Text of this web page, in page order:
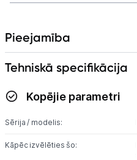
Pieejamība
Tehniskā specifikācija
Kopējie parametri
Sērija / modelis:
Kāpēc izvēlēties šo: